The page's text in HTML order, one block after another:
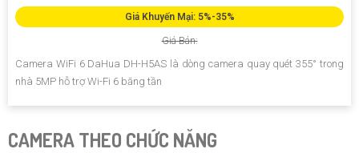
Giá Khuyến Mại: 5%-35%
Giá Bán:
Camera WiFi 6 DaHua DH-H5AS là dòng camera quay quét 355° trong
nhà 5MP hỗ trợ Wi-Fi 6 băng tần
CAMERA THEO CHỨC NĂNG